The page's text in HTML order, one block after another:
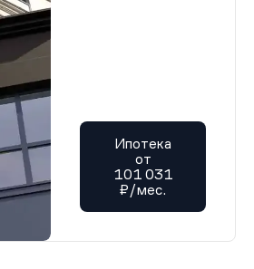
Ипотека
от
101 031
₽/мес.